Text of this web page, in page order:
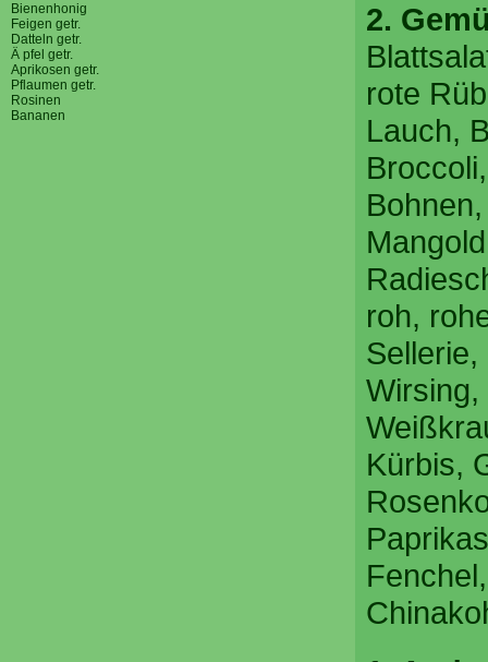
Bienenhonig
Feigen getr.
Datteln getr.
Ä pfel getr.
Aprikosen getr.
Pflaumen getr.
Rosinen
Bananen
2.
rote
Lauch,
roh,
Sellerie,
Kürbis,